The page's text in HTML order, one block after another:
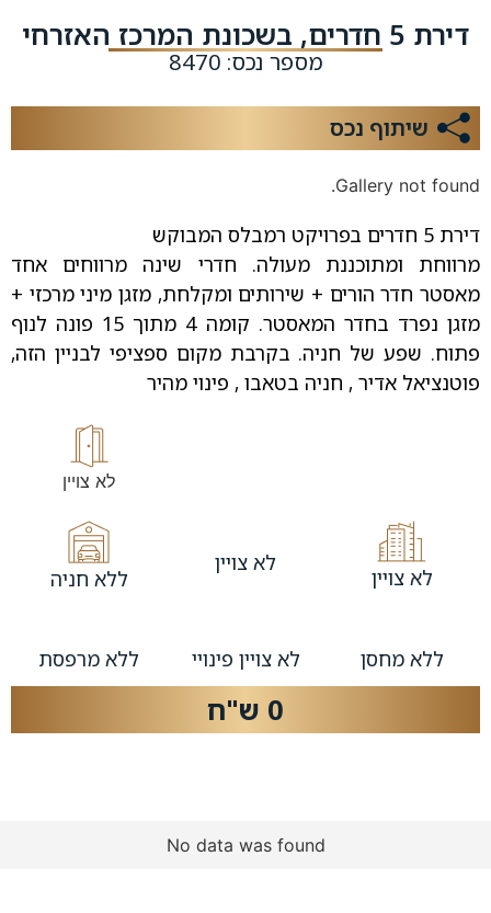
דירת 5 חדרים, בשכונת המרכז האזרחי
מספר נכס: 8470
שיתוף נכס
דירת 5 חדרים בפרויקט רמבלס המבוקש
מרווחת ומתוכננת מעולה. חדרי שינה מרווחים אחד
מאסטר חדר הורים + שירותים ומקלחת, מזגן מיני מרכזי +
מזגן נפרד בחדר המאסטר. קומה 4 מתוך 15 פונה לנוף
פתוח. שפע של חניה. בקרבת מקום ספציפי לבניין הזה,
פוטנציאל אדיר , חניה בטאבו , פינוי מהיר
לא צויין
לא צויין
לא צויין
ללא חניה
ללא מחסן לא צויין פינויי ללא מרפסת
0 ש"ח
Gallery not found.
No data was found